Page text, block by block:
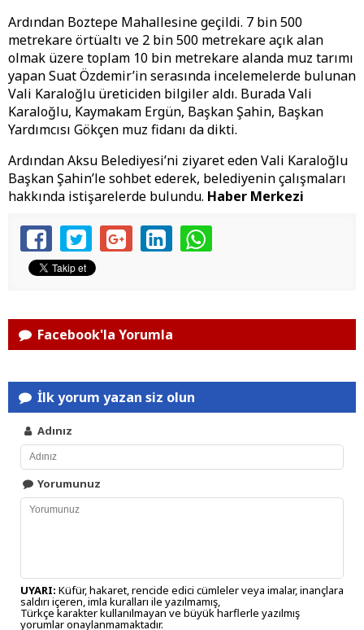
Ardından Boztepe Mahallesine geçildi. 7 bin 500
metrekare örtüaltı ve 2 bin 500 metrekare açık alan
olmak üzere toplam 10 bin metrekare alanda muz tarımı
yapan Suat Özdemir’in serasında incelemelerde bulunan
Vali Karaloğlu üreticiden bilgiler aldı. Burada Vali
Karaloğlu, Kaymakam Ergün, Başkan Şahin, Başkan
Yardımcısı Gökçen muz fidanı da dikti.
Ardından Aksu Belediyesi’ni ziyaret eden Vali Karaloğlu
Başkan Şahin’le sohbet ederek, belediyenin çalışmaları
hakkında istişarelerde bulundu. Haber Merkezi
Facebook'la Yorumla
İlk yorum yazan siz olun
Adınız
Yorumunuz
UYARI: Küfür, hakaret, rencide edici cümleler veya imalar, inançlara
saldırı içeren, imla kuralları ile yazılmamış,
Türkçe karakter kullanılmayan ve büyük harflerle yazılmış
yorumlar onaylanmamaktadır.